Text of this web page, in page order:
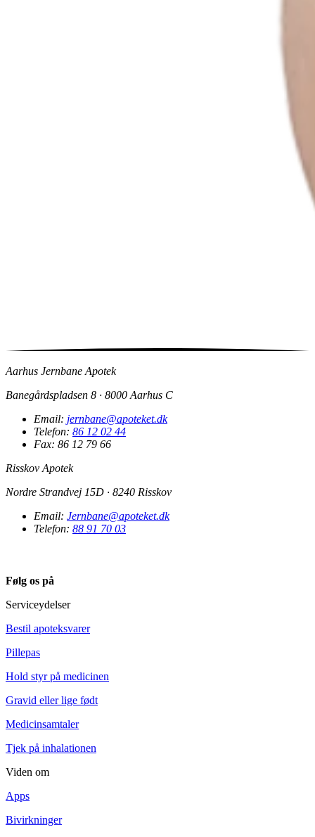
Aarhus Jernbane Apotek
Banegårdspladsen 8 · 8000 Aarhus C
Email: jernbane@apoteket.dk
Telefon: 86 12 02 44
Fax: 86 12 79 66
Risskov Apotek
Nordre Strandvej 15D · 8240 Risskov
Email: Jernbane@apoteket.dk
Telefon: 88 91 70 03​
Følg os på
Serviceydelser
Bestil apoteksvarer
Pillepas
Hold styr på medicinen
Gravid eller lige født
Medicinsamtaler
Tjek på inhalationen
Viden om
Apps
Bivirkninger